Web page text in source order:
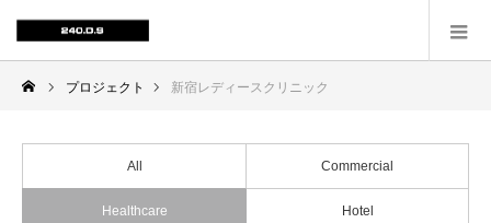
プロジェクト 新宿レディースクリニック
All Commercial
Healthcare Hotel